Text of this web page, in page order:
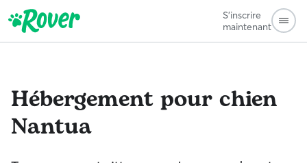
S'inscrire
maintenant
Hébergement pour chien
Nantua